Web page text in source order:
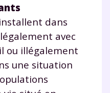
dans
avec
ou illégalement
une situation